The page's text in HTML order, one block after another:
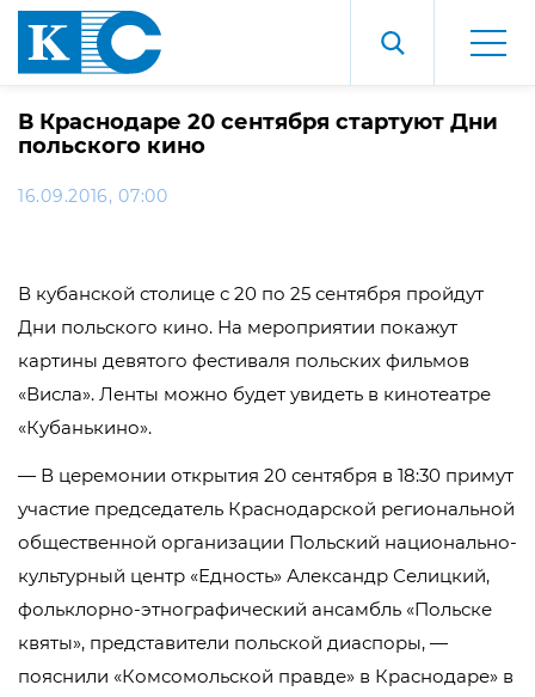
В Краснодаре 20 сентября стартуют Дни
польского кино
16.09.2016, 07:00
В кубанской столице с 20 по 25 сентября пройдут
Дни польского кино. На мероприятии покажут
картины девятого фестиваля польских фильмов
«Висла». Ленты можно будет увидеть в кинотеатре
«Кубанькино».
— В церемонии открытия 20 сентября в 18:30 примут
участие председатель Краснодарской региональной
общественной организации Польский национально-
культурный центр «Едность» Александр Селицкий,
фольклорно-этнографический ансамбль «Польске
квяты», представители польской диаспоры, —
пояснили «Комсомольской правде» в Краснодаре» в